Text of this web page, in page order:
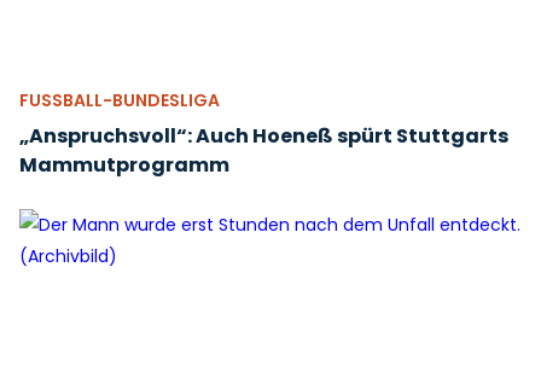
FUSSBALL-BUNDESLIGA
„Anspruchsvoll“: Auch Hoeneß spürt Stuttgarts
Mammutprogramm